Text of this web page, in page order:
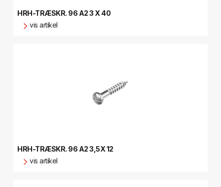
HRH-TRÆSKR. 96 A2 3 X 40
vis artikel
HRH-TRÆSKR. 96 A2 3,5X 12
vis artikel